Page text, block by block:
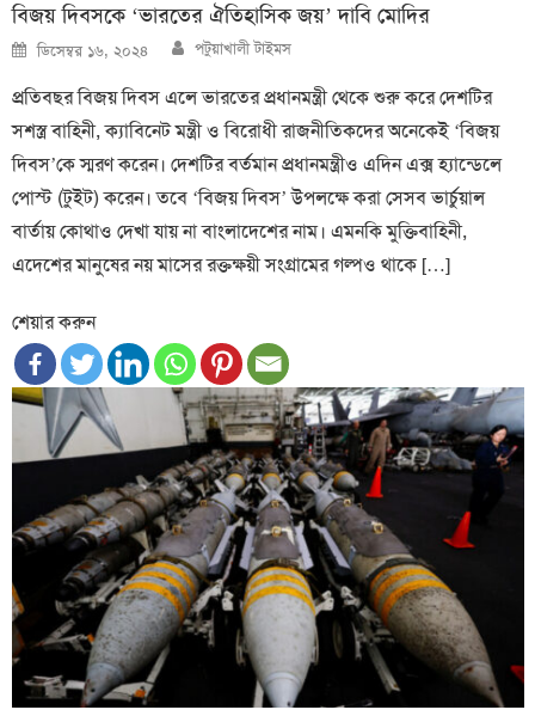
বিজয় দিবসকে ‘ভারতের ঐতিহাসিক জয়’ দাবি মোদির
Posted
on
ডিসেম্বর ১৬, ২০২৪ Author
পটুয়াখালী টাইমস
প্রতিবছর বিজয় দিবস এলে ভারতের প্রধানমন্ত্রী থেকে শুরু করে দেশটির
সশস্ত্র বাহিনী, ক্যাবিনেট মন্ত্রী ও বিরোধী রাজনীতিকদের অনেকেই ‘বিজয়
দিবস’কে স্মরণ করেন। দেশটির বর্তমান প্রধানমন্ত্রীও এদিন এক্স হ্যান্ডেলে
পোস্ট (টুইট) করেন। তবে ‘বিজয় দিবস’ উপলক্ষে করা সেসব ভার্চুয়াল
বার্তায় কোথাও দেখা যায় না বাংলাদেশের নাম। এমনকি মুক্তিবাহিনী,
এদেশের মানুষের নয় মাসের রক্তক্ষয়ী সংগ্রামের গল্পও থাকে […]
শেয়ার করুন